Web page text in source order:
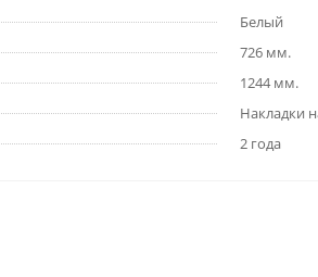
Белый
726 мм.
1244 мм.
Накладки
2 года